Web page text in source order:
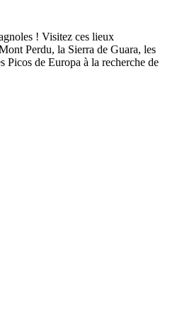
! Visitez ces lieux
Perdu, la Sierra de Guara, les
Picos de Europa à la recherche de